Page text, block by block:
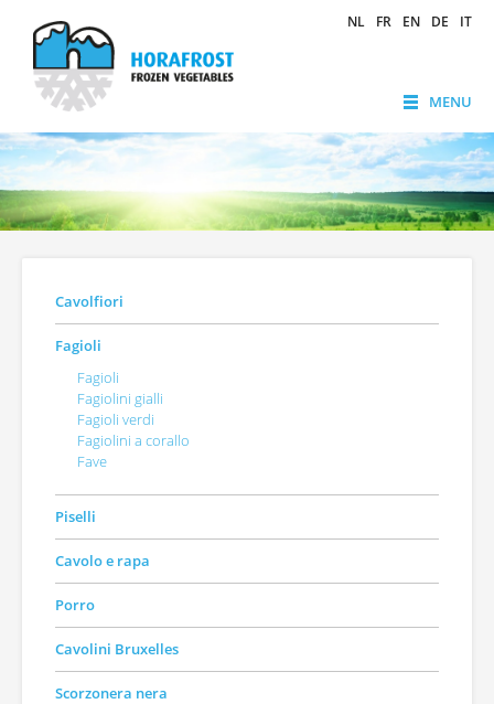
MENU
NL FR EN DE IT
Cavolfiori
Fagioli
Fagioli
Fagiolini gialli
Fagioli verdi
Fagiolini a corallo
Fave
Piselli
Cavolo e rapa
Porro
Cavolini Bruxelles
Scorzonera nera